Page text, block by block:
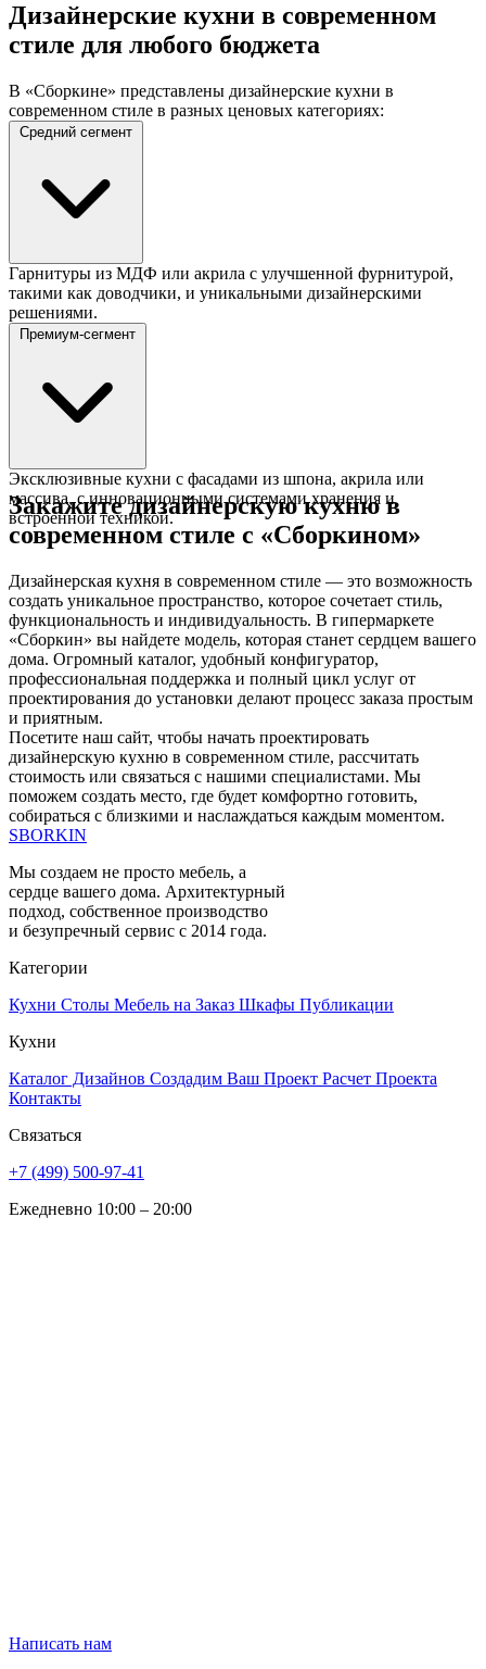
Дизайнерские кухни в современном
стиле для любого бюджета
В «Сборкине» представлены дизайнерские кухни в
современном стиле в разных ценовых категориях:
Средний сегмент
Гарнитуры из МДФ или акрила с улучшенной фурнитурой,
такими как доводчики, и уникальными дизайнерскими
решениями.
Премиум-сегмент
Эксклюзивные кухни с фасадами из шпона, акрила или
массива, с инновационными системами хранения и
встроенной техникой.
Закажите дизайнерскую кухню в
современном стиле с «Сборкином»
Дизайнерская кухня в современном стиле — это возможность
создать уникальное пространство, которое сочетает стиль,
функциональность и индивидуальность. В гипермаркете
«Сборкин» вы найдете модель, которая станет сердцем вашего
дома. Огромный каталог, удобный конфигуратор,
профессиональная поддержка и полный цикл услуг от
проектирования до установки делают процесс заказа простым
и приятным.
Посетите наш сайт, чтобы начать проектировать
дизайнерскую кухню в современном стиле, рассчитать
стоимость или связаться с нашими специалистами. Мы
поможем создать место, где будет комфортно готовить,
собираться с близкими и наслаждаться каждым моментом.
SBORKIN
Мы создаем не просто мебель, а
сердце вашего дома. Архитектурный
подход, собственное производство
и безупречный сервис с 2014 года.
Категории
Кухни Столы Мебель на Заказ Шкафы Публикации
Кухни
Каталог Дизайнов Создадим Ваш Проект Расчет Проекта
Контакты
Связаться
+7 (499) 500-97-41
Ежедневно 10:00 – 20:00
Написать нам